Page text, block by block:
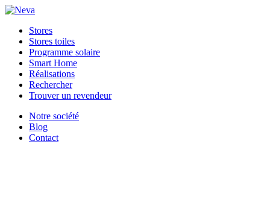
Stores
Stores toiles
Programme solaire
Smart Home
Réalisations
Rechercher
Trouver un revendeur
Notre société
Blog
Contact